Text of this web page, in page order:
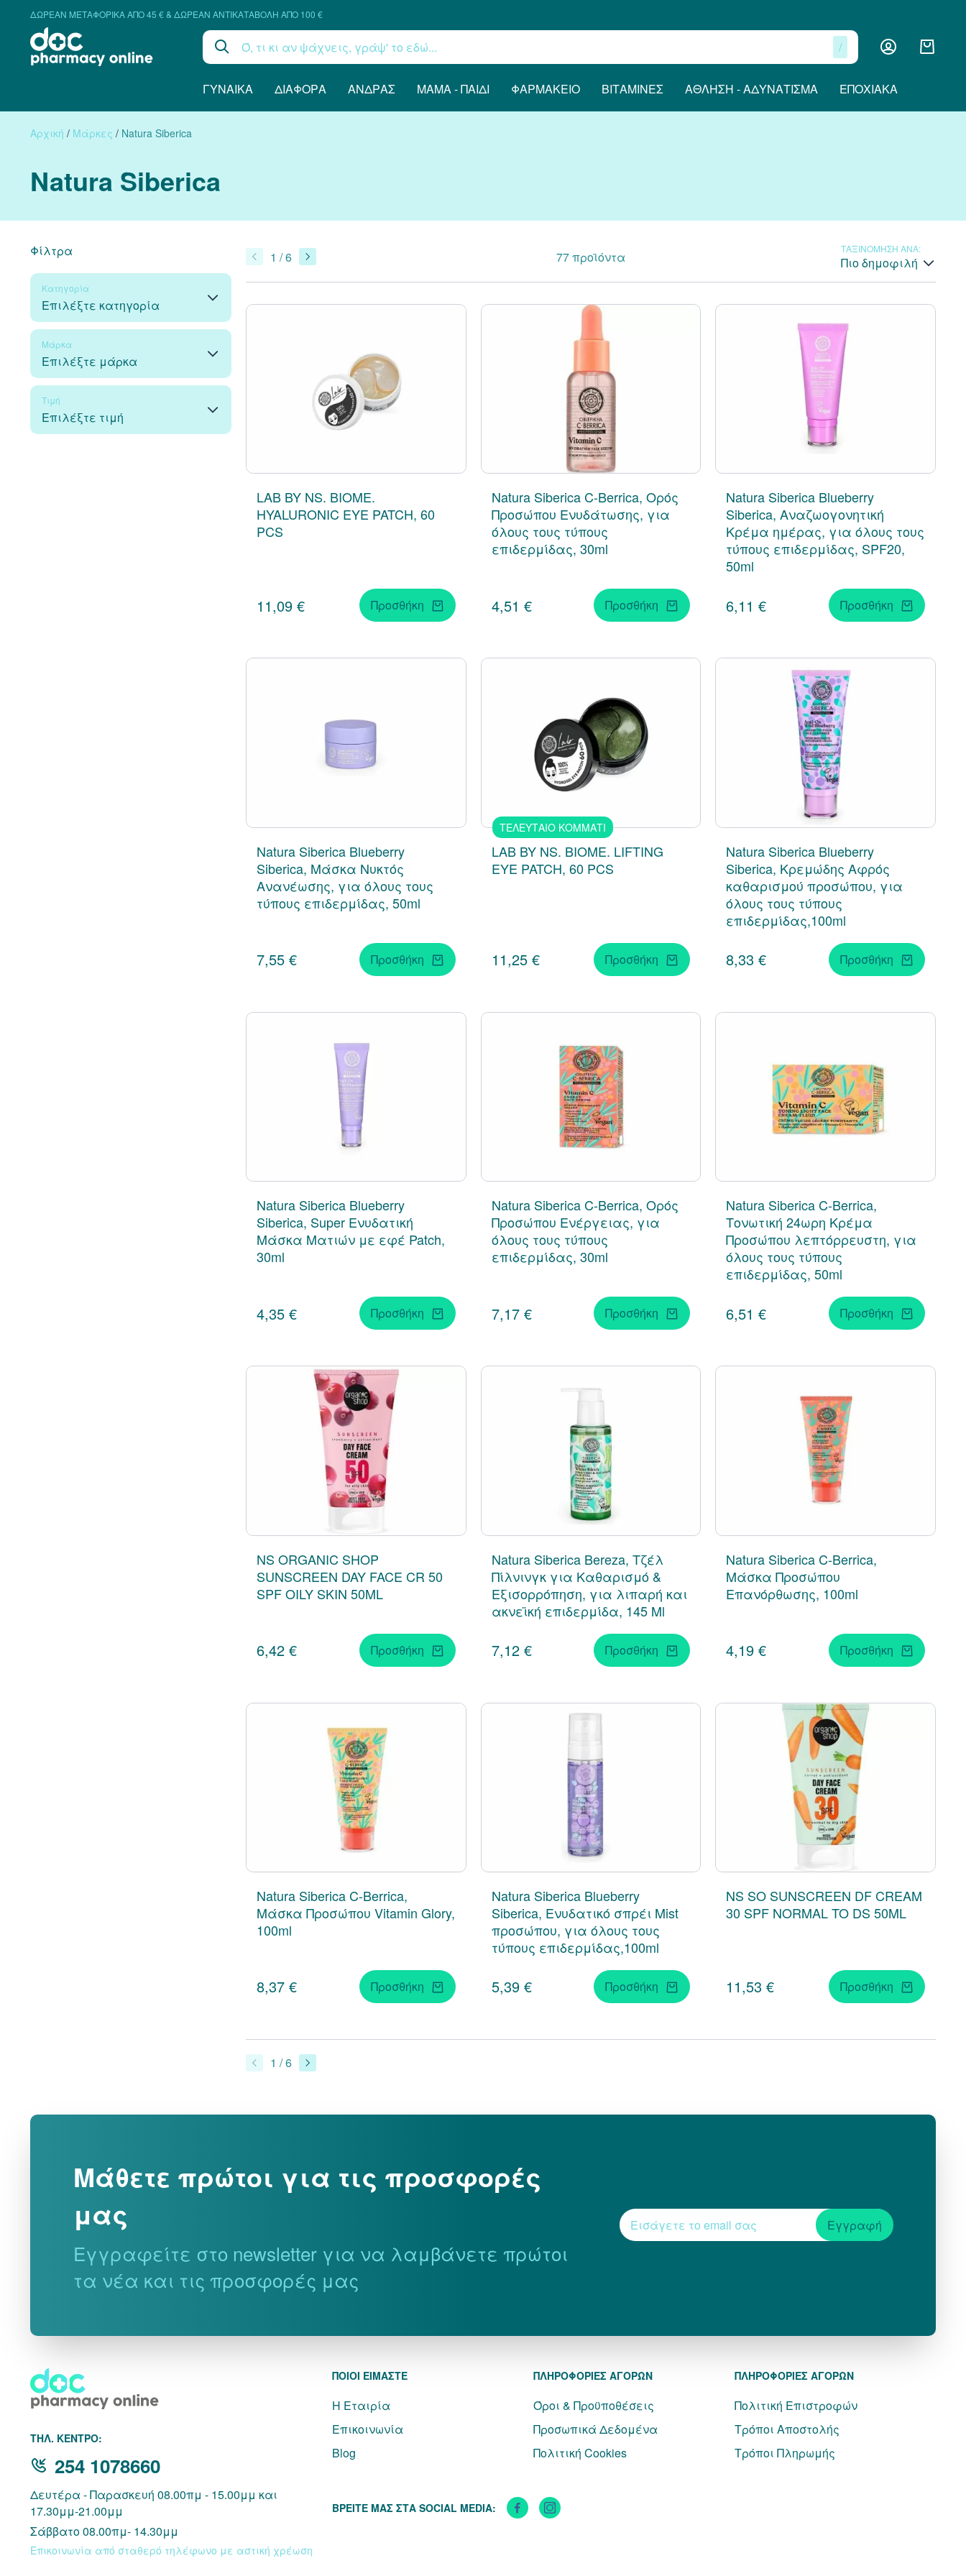
ΔΩΡΕΑΝ ΜΕΤΑΦΟΡΙΚΑ ΑΠΟ 45 € & ΔΩΡΕΑΝ ΑΝΤΙΚΑΤΑΒΟΛΗ ΑΠΟ 100 €
/
ΓΥΝΑΊΚΑ ΔΙΆΦΟΡΑ ΆΝΔΡΑΣ ΜΑΜΆ - ΠΑΙΔΊ ΦΑΡΜΑΚΕΊΟ ΒΙΤΑΜΊΝΕΣ ΆΘΛΗΣΗ - ΑΔΥΝΆΤΙΣΜΑ ΕΠΟΧΙΑΚΆ
Αρχική / Μάρκες / Natura Siberica
Natura Siberica
Φίλτρα
Κατηγορία
Επιλέξτε κατηγορία
Εποχιακά
Μάρκα
Επιλέξτε μάρκα
Τιμή
Επιλέξτε τιμή
1 / 6 77προϊόντα ΤΑΞΙΝΟΜΗΣΗ ΑΝΑ:
Πιο δημοφιλή
LAB BY NS. BIOME.
HYALURONIC EYE PATCH, 60
PCS
11,09 € Προσθήκη
Natura Siberica C-Berrica, Ορός
Προσώπου Ενυδάτωσης, για
όλους τους τύπους
επιδερμίδας, 30ml
4,51 € Προσθήκη
Natura Siberica Blueberry
Siberica, Αναζωογονητική
Κρέμα ημέρας, για όλους τους
τύπους επιδερμίδας, SPF20,
50ml
6,11 € Προσθήκη
Natura Siberica Blueberry
Siberica, Μάσκα Νυκτός
Ανανέωσης, για όλους τους
τύπους επιδερμίδας, 50ml
7,55 € Προσθήκη
ΤΕΛΕΥΤΑΙΟ ΚΟΜΜΑΤΙ
LAB BY NS. BIOME. LIFTING
EYE PATCH, 60 PCS
11,25 € Προσθήκη
Natura Siberica Blueberry
Siberica, Κρεμώδης Αφρός
καθαρισμού προσώπου, για
όλους τους τύπους
επιδερμίδας,100ml
8,33 € Προσθήκη
Natura Siberica Blueberry
Siberica, Super Ενυδατική
Μάσκα Ματιών με εφέ Patch,
30ml
4,35 € Προσθήκη
Natura Siberica C-Berrica, Ορός
Προσώπου Ενέργειας, για
όλους τους τύπους
επιδερμίδας, 30ml
7,17 € Προσθήκη
Natura Siberica C-Berrica,
Τονωτική 24ωρη Κρέμα
Προσώπου λεπτόρρευστη, για
όλους τους τύπους
επιδερμίδας, 50ml
6,51 € Προσθήκη
NS ORGANIC SHOP
SUNSCREEN DAY FACE CR 50
SPF OILY SKIN 50ML
6,42 € Προσθήκη
Natura Siberica Bereza, Τζέλ
Πίλνινγκ για Καθαρισμό &
Εξισορρόπηση, για λιπαρή και
ακνεϊκή επιδερμίδα, 145 Ml
7,12 € Προσθήκη
Natura Siberica C-Berrica,
Μάσκα Προσώπου
Επανόρθωσης, 100ml
4,19 € Προσθήκη
Natura Siberica C-Berrica,
Μάσκα Προσώπου Vitamin Glory,
100ml
8,37 € Προσθήκη
Natura Siberica Blueberry
Siberica, Ενυδατικό σπρέι Mist
προσώπου, για όλους τους
τύπους επιδερμίδας,100ml
5,39 € Προσθήκη
NS SO SUNSCREEN DF CREAM
30 SPF NORMAL TO DS 50ML
11,53 € Προσθήκη
1 / 6
Μάθετε πρώτοι για τις προσφορές
μας
Εγγραφείτε στο newsletter για να λαμβάνετε πρώτοι
τα νέα και τις προσφορές μας
Εγγραφή
THΛ. ΚΕΝΤΡΟ:
254 1078660
Δευτέρα - Παρασκευή 08.00πμ - 15.00μμ και
17.30μμ-21.00μμ
Σάββατο 08.00πμ- 14.30μμ
Επικοινωνία από σταθερό τηλέφωνο με αστική χρέωση
ΠΟΙΟΙ ΕΙΜΑΣΤΕ
Η Εταιρία
Επικοινωνία
Blog
ΠΛΗΡΟΦΟΡΙΕΣ ΑΓΟΡΩΝ
Όροι & Προϋποθέσεις
Προσωπικά Δεδομένα
Πολιτική Cookies
ΠΛΗΡΟΦΟΡΙΕΣ ΑΓΟΡΩΝ
Πολιτική Επιστροφών
Τρόποι Αποστολής
Τρόποι Πληρωμής
ΒΡΕΙΤΕ ΜΑΣ ΣΤΑ SOCIAL MEDIA: